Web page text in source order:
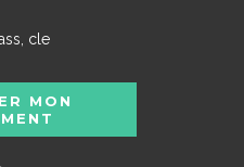
cle
MON